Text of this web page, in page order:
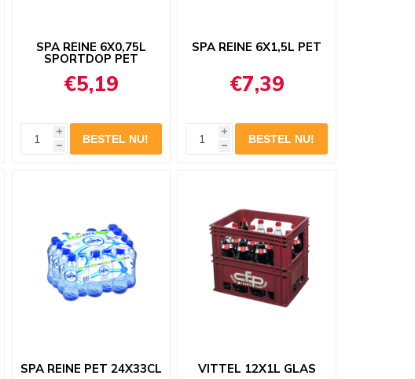
SPA REINE 6X0,75L
SPORTDOP PET
€5,19
i
h
SPA REINE 6X1,5L PET
€7,39
i
h
SPA REINE PET 24X33CL VITTEL 12X1L GLAS